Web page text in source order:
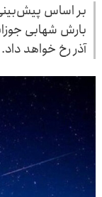
آذر رخ خواهد داد.